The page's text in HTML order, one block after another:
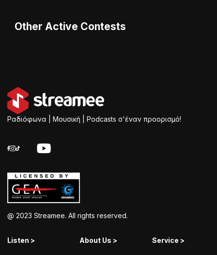
Other Active Contests
Ραδιόφωνα | Μουσική | Podcasts σ'έναν προορισμό!
@ 2023 Streamee. All rights reserved.
Listen > About Us > Service >